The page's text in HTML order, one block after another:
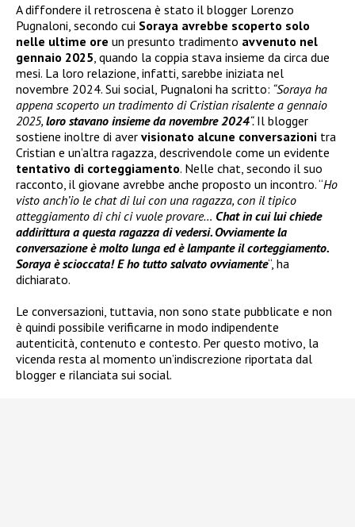
A diffondere il retroscena è stato il blogger Lorenzo
Pugnaloni, secondo cui Soraya avrebbe scoperto solo
nelle ultime ore un presunto tradimento avvenuto nel
gennaio 2025 , quando la coppia stava insieme da circa due
mesi. La loro relazione, infatti, sarebbe iniziata nel
novembre 2024. Sui social, Pugnaloni ha scritto: “Soraya ha
appena scoperto un tradimento di Cristian risalente a gennaio
2025, loro stavano insieme da novembre 2024“. Il blogger
sostiene inoltre di aver visionato alcune conversazioni tra
Cristian e un’altra ragazza, descrivendole come un evidente
tentativo di corteggiamento. Nelle chat, secondo il suo
racconto, il giovane avrebbe anche proposto un incontro. “Ho
visto anch’io le chat di lui con una ragazza, con il tipico
atteggiamento di chi ci vuole provare… Chat in cui lui chiede
addirittura a questa ragazza di vedersi. Ovviamente la
conversazione è molto lunga ed è lampante il corteggiamento.
Soraya è scioccata! E ho tutto salvato ovviamente“, ha
dichiarato.
Le conversazioni, tuttavia, non sono state pubblicate e non
è quindi possibile verificarne in modo indipendente
autenticità, contenuto e contesto. Per questo motivo, la
vicenda resta al momento un’indiscrezione riportata dal
blogger e rilanciata sui social.